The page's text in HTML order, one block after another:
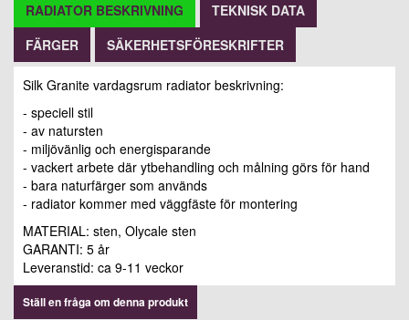
RADIATOR BESKRIVNING
TEKNISK DATA
FÄRGER
SÄKERHETSFÖRESKRIFTER
Silk Granite vardagsrum radiator beskrivning:
- speciell stil
- av natursten
- miljövänlig och energisparande
- vackert arbete där ytbehandling och målning görs för hand
- bara naturfärger som används
- radiator kommer med väggfäste för montering
MATERIAL: sten, Olycale sten
GARANTI: 5 år
Leveranstid: ca 9-11 veckor
Ställ en fråga om denna produkt